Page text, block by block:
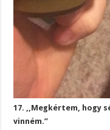
17. ,,Megkértem, hogy
vinném.”